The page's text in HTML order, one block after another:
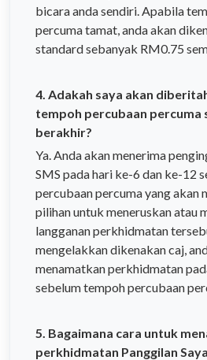
bicara anda sendiri. Apabila
percuma tamat, anda akan
standard sebanyak RM0.75
4. Adakah saya akan
tempoh percubaan percuma
berakhir?
Ya. Anda akan menerima
SMS pada hari ke-6 dan ke-12
percubaan percuma yang akan
pilihan untuk meneruskan atau
langganan perkhidmatan
mengelakkan dikenakan caj,
menamatkan perkhidmatan
sebelum tempoh percubaan
5. Bagaimana cara untuk
perkhidmatan Panggilan